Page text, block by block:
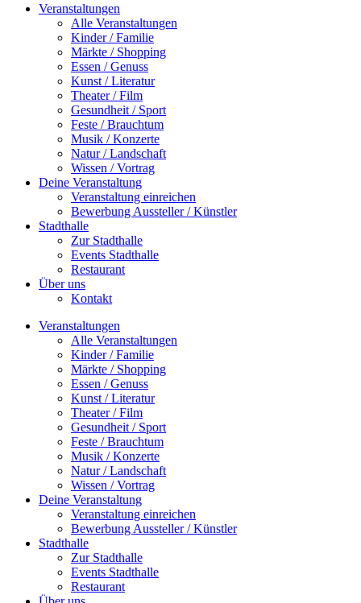
Veranstaltungen
Alle Veranstaltungen
Kinder / Familie
Märkte / Shopping
Essen / Genuss
Kunst / Literatur
Theater / Film
Gesundheit / Sport
Feste / Brauchtum
Musik / Konzerte
Natur / Landschaft
Wissen / Vortrag
Deine Veranstaltung
Veranstaltung einreichen
Bewerbung Aussteller / Künstler
Stadthalle
Zur Stadthalle
Events Stadthalle
Restaurant
Über uns
Kontakt
Veranstaltungen
Alle Veranstaltungen
Kinder / Familie
Märkte / Shopping
Essen / Genuss
Kunst / Literatur
Theater / Film
Gesundheit / Sport
Feste / Brauchtum
Musik / Konzerte
Natur / Landschaft
Wissen / Vortrag
Deine Veranstaltung
Veranstaltung einreichen
Bewerbung Aussteller / Künstler
Stadthalle
Zur Stadthalle
Events Stadthalle
Restaurant